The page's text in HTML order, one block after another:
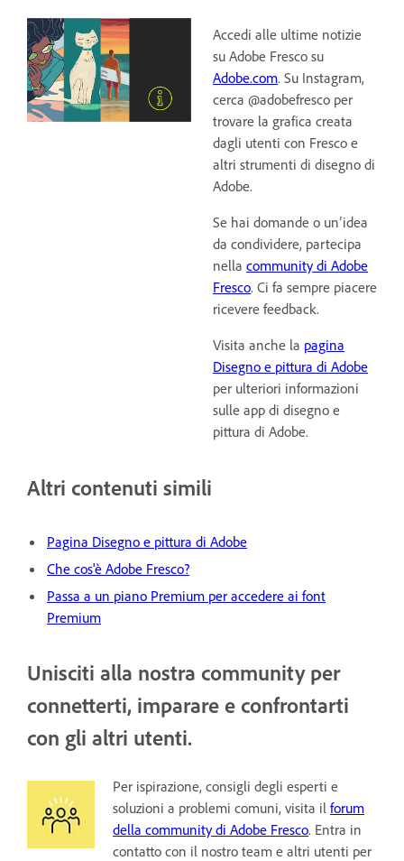
Accedi alle ultime notizie
su Adobe Fresco su
Adobe.com. Su Instagram,
cerca @adobefresco per
trovare la grafica creata
dagli utenti con Fresco e
altri strumenti di disegno di
Adobe.
Se hai domande o un’idea
da condividere, partecipa
nella community di Adobe
Fresco. Ci fa sempre piacere
ricevere feedback.
Visita anche la pagina
Disegno e pittura di Adobe
per ulteriori informazioni
sulle app di disegno e
pittura di Adobe.
Altri contenuti simili
Pagina Disegno e pittura di Adobe
Che cos'è Adobe Fresco?
Passa a un piano Premium per accedere ai font
Premium
Unisciti alla nostra community per
connetterti, imparare e confrontarti
con gli altri utenti.
Per ispirazione, consigli degli esperti e
soluzioni a problemi comuni, visita il forum
della community di Adobe Fresco. Entra in
contatto con il nostro team e altri utenti per